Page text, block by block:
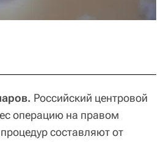
Российский центровой
операцию на правом
составляют от